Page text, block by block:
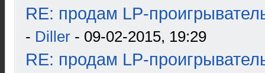
RE: продам LP-
- Diller - 09-02-2015, 19:29
RE: продам LP-